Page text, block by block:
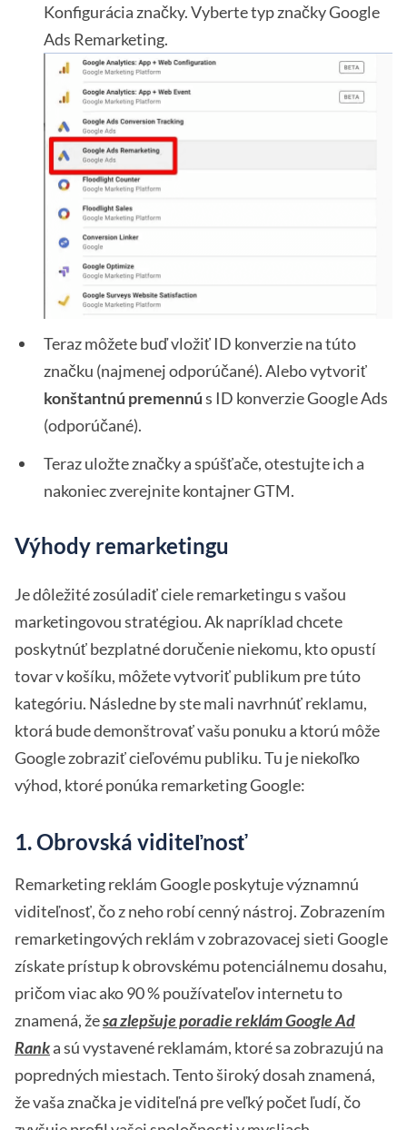
Konfigurácia značky. Vyberte typ značky Google
Ads Remarketing.
Teraz môžete buď vložiť ID konverzie na túto
značku (najmenej odporúčané). Alebo vytvoriť
konštantnú premennús ID konverzie Google Ads
(odporúčané).
Teraz uložte značky a spúšťače, otestujte ich a
nakoniec zverejnite kontajner GTM.
Výhody remarketingu
Je dôležité zosúladiť ciele remarketingu s vašou
marketingovou stratégiou. Ak napríklad chcete
poskytnúť bezplatné doručenie niekomu, kto opustí
tovar v košíku, môžete vytvoriť publikum pre túto
kategóriu. Následne by ste mali navrhnúť reklamu,
ktorá bude demonštrovať vašu ponuku a ktorú môže
Google zobraziť cieľovému publiku. Tu je niekoľko
výhod, ktoré ponúka remarketing Google:
1. Obrovská viditeľnosť
Remarketing reklám Google poskytuje významnú
viditeľnosť, čo z neho robí cenný nástroj. Zobrazením
remarketingových reklám v zobrazovacej sieti Google
získate prístup k obrovskému potenciálnemu dosahu,
pričom viac ako 90 % používateľov internetu to
znamená, žesa zlepšuje poradie reklám Google Ad
Ranka sú vystavené reklamám, ktoré sa zobrazujú na
popredných miestach. Tento široký dosah znamená,
že vaša značka je viditeľná pre veľký počet ľudí, čo